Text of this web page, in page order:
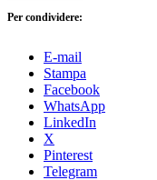
Per condividere:
E-mail
Stampa
Facebook
WhatsApp
LinkedIn
X
Pinterest
Telegram